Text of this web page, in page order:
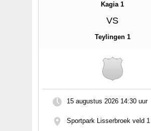
Kagia 1
VS
Teylingen 1
15 augustus 2026 14:30 uur
Sportpark Lisserbroek veld 1